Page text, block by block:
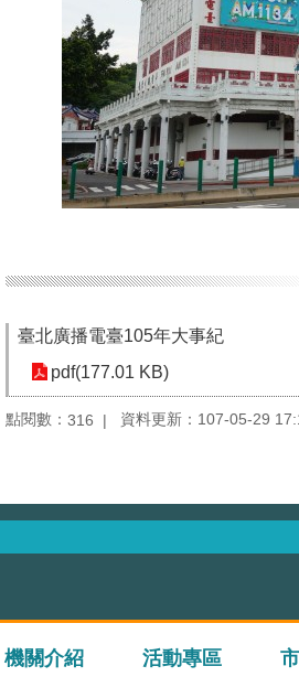
臺北廣播電臺105年大事紀
pdf(177.01 KB)
點閱數： 316 資料更新：107-05-29
機關介紹 活動專區